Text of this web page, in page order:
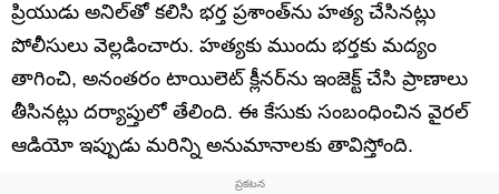
ప్రియుడు అనిల్‌తో కలిసి భర్త ప్రశాంత్‌ను హత్య చేసినట్లు
పోలీసులు వెల్లడించారు. హత్యకు ముందు భర్తకు మద్యం
తాగించి, అనంతరం టాయిలెట్ క్లీనర్‌ను ఇంజెక్ట్ చేసి ప్రాణాలు
తీసినట్లు దర్యాప్తులో తేలింది. ఈ కేసుకు సంబంధించిన వైరల్
ఆడియో ఇప్పుడు మరిన్ని అనుమానాలకు తావిస్తోంది.